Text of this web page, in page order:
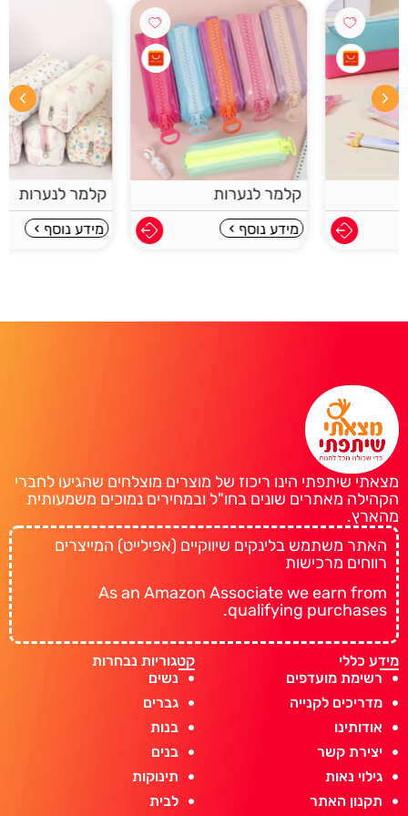
קלמר לנערות
מידע נוסף
קלמר לנערות
מידע נוסף
מצאתי שיתפתי הינו ריכוז של מוצרים מוצלחים שהגיעו לחברי
הקהילה מאתרים שונים בחו"ל ובמחירים נמוכים משמעותית
מהארץ.
האתר משתמש בלינקים שיווקיים (אפילייט) המייצרים
רווחים מרכישות
As an Amazon Associate we earn from
qualifying purchases.
מידע כללי
רשימת מועדפים
מדריכים לקנייה
אודותינו
יצירת קשר
גילוי נאות
תקנון האתר
קטגוריות נבחרות
נשים
גברים
בנות
בנים
תינוקות
לבית